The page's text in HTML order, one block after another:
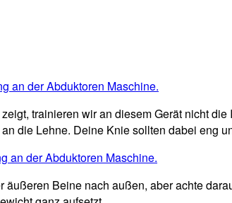
trainieren wir an diesem Gerät nicht die
die Lehne. Deine Knie sollten dabei eng
äußeren Beine nach außen, aber achte